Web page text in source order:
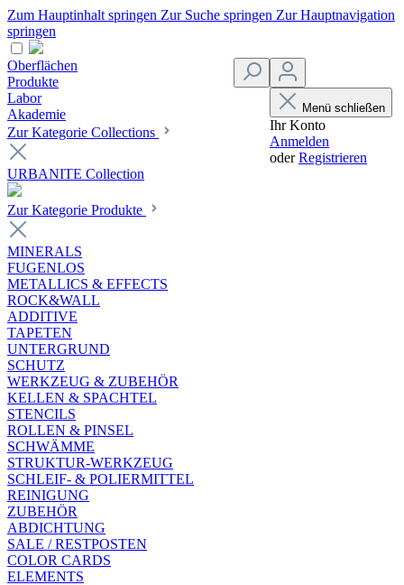
Zum Hauptinhalt springen Zur Suche springen Zur Hauptnavigation
springen
Oberflächen
Produkte
Labor
Akademie
Zur Kategorie Collections
URBANITE Collection
Zur Kategorie Produkte
MINERALS
FUGENLOS
METALLICS & EFFECTS
ROCK&WALL
ADDITIVE
TAPETEN
UNTERGRUND
SCHUTZ
WERKZEUG & ZUBEHÖR
KELLEN & SPACHTEL
STENCILS
ROLLEN & PINSEL
SCHWÄMME
STRUKTUR-WERKZEUG
SCHLEIF- & POLIERMITTEL
REINIGUNG
ZUBEHÖR
ABDICHTUNG
SALE / RESTPOSTEN
COLOR CARDS
ELEMENTS
Menü schließen
Ihr Konto
Anmelden
oderRegistrieren